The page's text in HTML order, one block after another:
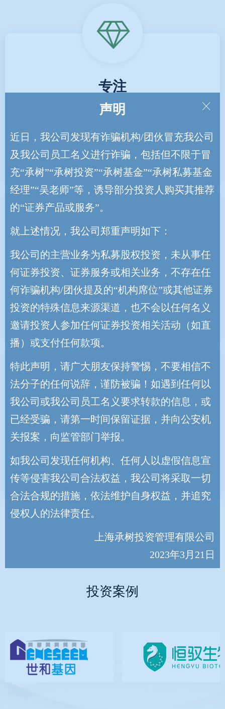
专注
械，稳步扩大对细分子行业的覆盖，
不做能力圈之外的投资。
中早期阶段发掘有巨大成长潜力的企
业，助力其关键期的发展，从成长中
获得超额收益。
长期
长期陪伴优秀企业与创业者的成长，
同创造者。
投资案例
ꁲ
声明
近日，我公司发现有诈骗机构/团伙冒充我公司
及我公司员工名义进行诈骗，包括但不限于冒
充“承树”“承树投资”“承树基金”“承树私募基金
经理”“吴老师”等，诱导部分投资人购买其推荐
的“证券产品或服务”。
就上述情况，我公司郑重声明如下：
我公司的主营业务为私募股权投资，未从事任
何证券投资、证券服务或相关业务，不存在任
何诈骗机构/团伙提及的“机构席位”或其他证券
投资的特殊信息来源渠道，也不会以任何名义
邀请投资人参加任何证券投资相关活动（如直
播）或支付任何款项。
特此声明，请广大朋友保持警惕，不要相信不
法分子的任何说辞，谨防被骗！如遇到任何以
我公司或我公司员工名义要求转款的信息，或
已经受骗，请第一时间保留证据，并向公安机
关报案，向监管部门举报。
如我公司发现任何机构、任何人以虚假信息宣
传等侵害我公司合法权益，我公司将采取一切
合法合规的措施，依法维护自身权益，并追究
侵权人的法律责任。
上海承树投资管理有限公司
2023年3月21日